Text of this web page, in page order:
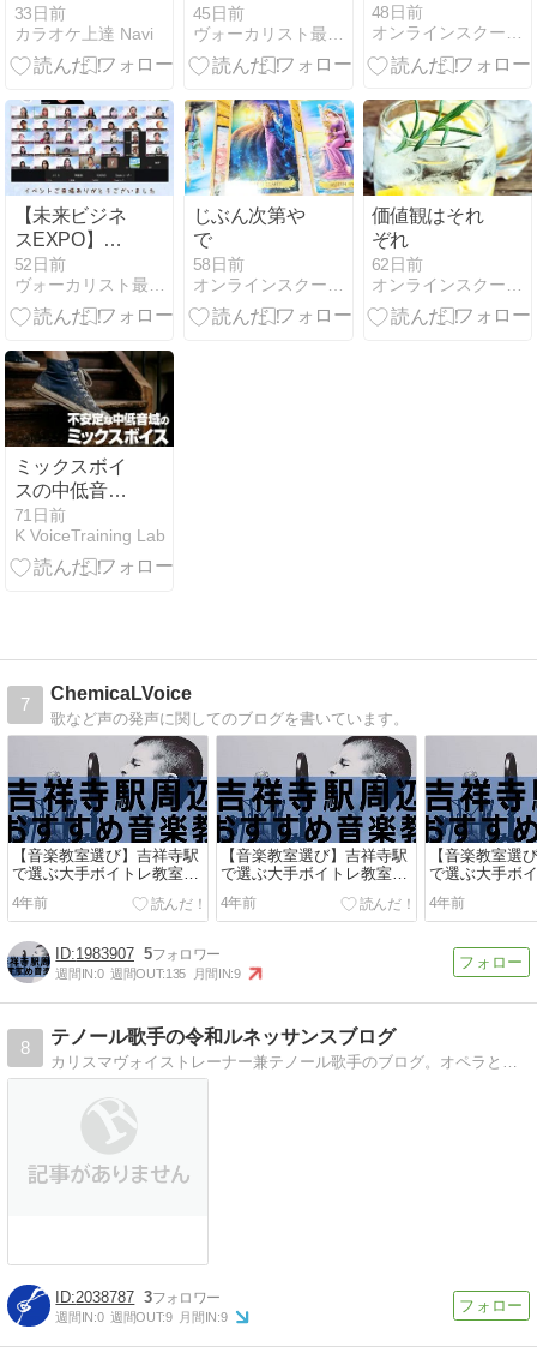
解説｜裏返ら
ないコツと練
習法
33日前
カラオケ上達 Navi
「朗読」☆声
優志望Ｍ君の
レッスンでし
45日前
ヴォーカリスト最後の駆け込み寺ヴォイストレーニングstudy
48日前
オンラインスクール・占い×ビジネス相談・歌・ようこのブログ
【未来ビジネ
スEXPO】終
了しました！
信頼され選ば
れる印象アッ
をお伝えしま
した
52日前
ヴォーカリスト最後の駆け込み寺ヴォイストレーニングstudy
じぶん次第や
で
58日前
オンラインスクール・占い×ビジネス相談・歌・ようこのブログ
価値観はそれ
ぞれ
62日前
オンラインスクール・占い×ビジネス相談・歌・ようこのブログ
ミックスボイ
スの中低音域
での不安定さ
を改善する方
法
71日前
K VoiceTraining Lab
7
ChemicaLVoice
歌など声の発声に関してのブログを書いています。
【音楽教室選び】吉祥寺駅
で選ぶ大手ボイトレ教室の
おすすめと口コミ
4年前
【音楽教室選び】吉祥寺駅
で選ぶ大手ボイトレ教室の
おすすめと口コミ
4年前
【音楽教室選
で選ぶ大手ボ
おすすめと口
4年前
1983907 5
週間IN:0 週間OUT:135 月間IN:9
8
テノール歌手の令和ルネッサンスブログ
カリスマヴォイストレーナー兼テノール歌手のブログ。オペラと発声に関する考察を中心に、自身が指導するコーラス・生徒との交流を綴る活動ブログ。料理レシピも公開。
2038787 3
週間IN:0 週間OUT:9 月間IN:9